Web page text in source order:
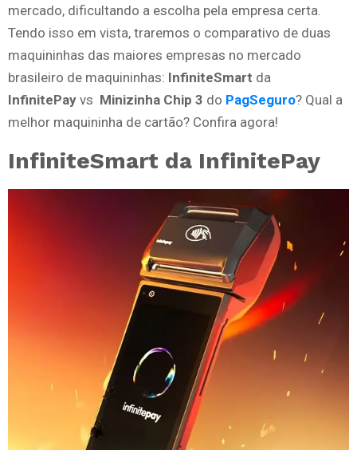
mercado, dificultando a escolha pela empresa certa.
Tendo isso em vista, traremos o comparativo de duas
maquininhas das maiores empresas no mercado
brasileiro de maquininhas: InfiniteSmart da
InfinitePay vs Minizinha Chip 3 do PagSeguro? Qual a
melhor maquininha de cartão? Confira agora!
InfiniteSmart da InfinitePay